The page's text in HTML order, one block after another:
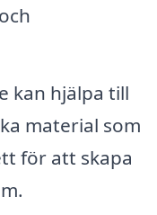
kan hjälpa till
material som
för att skapa